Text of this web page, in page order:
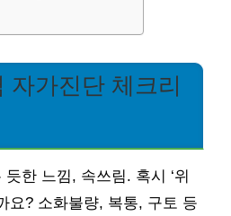
자가진단 체크리
한 느낌, 속쓰림. 혹시 ‘위
요? 소화불량, 복통, 구토 등